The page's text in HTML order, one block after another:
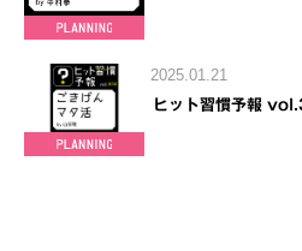
2025.01.21
ヒット習慣予報